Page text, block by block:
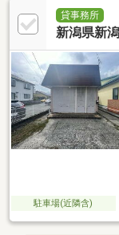
貸事務所
新潟県新
駐車場(近隣含)